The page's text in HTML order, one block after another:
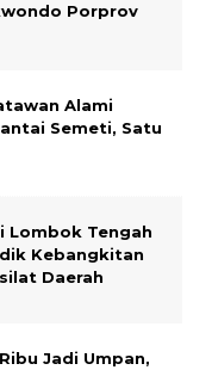
Porprov
Alami
Semeti, Satu
Lombok Tengah
Kebangkitan
Daerah
Jadi Umpan,